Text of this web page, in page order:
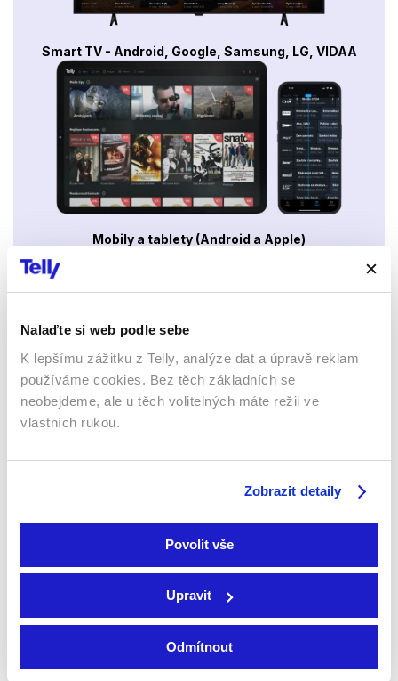
Nalaďte si web podle sebe
K lepšímu zážitku z Telly, analýze dat a úpravě reklam
používáme cookies. Bez těch základních se
neobejdeme, ale u těch volitelných máte režii ve
vlastních rukou.
Zobrazit detaily
Povolit vše
Upravit
Odmítnout
Smart TV - Android, Google, Samsung, LG, VIDAA
Mobily a tablety (Android a Apple)
Webový prohlížeč
Xbox app